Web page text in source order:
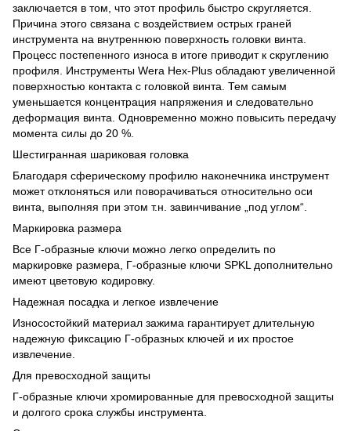
заключается в том, что этот профиль быстро скругляется.
Причина этого связана с воздействием острых граней
инструмента на внутреннюю поверхность головки винта.
Процесс постепенного износа в итоге приводит к скруглению
профиля. Инструменты Wera Hex-Plus обладают увеличенной
поверхностью контакта с головкой винта. Тем самым
уменьшается концентрация напряжения и следовательно
деформация винта. Одновременно можно повысить передачу
момента силы до 20 %.
Шестигранная шариковая головка
Благодаря сферическому профилю наконечника инструмент
может отклоняться или поворачиваться относительно оси
винта, выполняя при этом т.н. завинчивание „под углом“.
Маркировка размера
Все Г-образные ключи можно легко определить по
маркировке размера, Г-образные ключи SPKL дополнительно
имеют цветовую кодировку.
Надежная посадка и легкое извлечение
Износостойкий материал зажима гарантирует длительную
надежную фиксацию Г-образных ключей и их простое
извлечение.
Для превосходной защиты
Г-образные ключи хромированные для превосходной защиты
и долгого срока службы инструмента.